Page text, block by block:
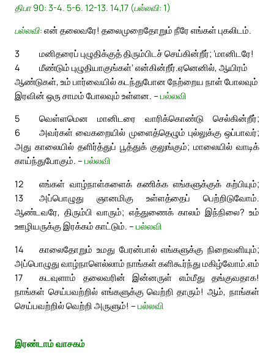
திபா 90: 3-4. 5-6. 12-13. 14,17 (பல்லவி: 1)
பல்லவி: என் தலைவரே! தலைமுறைதோறும் நீரே எங்கள் புகலிடம்.
3
மனிதரைப் புழுதிக்குத் திரும்பிடச் செய்கின்றீர்; ‘மானிடரே!
மீண்டும் புழுதியாகுங்கள்’ என்கின்றீர்.
4
ஏனெனில், ஆயிரம்
ஆண்டுகள், உம் பார்வையில் கடந்துபோன நேற்றைய நாள் போலவும்
இரவின் ஒரு சாமம் போலவும் உள்ளன. – பல்லவி
5
வெள்ளமென மானிடரை வாரிக்கொண்டு செல்கின்றீர்;
அவர்கள் வைகறையில் முளைத்தெழும் புல்லுக்கு ஒப்பாவர்;
6
அது காலையில் தளிர்த்துப் பூத்துக் குலுங்கும்; மாலையில் வாடிக்
காய்ந்துபோகும். – பல்லவி
12
எங்கள் வாழ்நாள்களைக் கணிக்க எங்களுக்குக் கற்பியும்;
அப்பொழுது ஞானமிகு உள்ளத்தைப் பெற்றிடுவோம்.
13
ஆண்டவரே, திரும்பி வாரும்; எத்துணைக் காலம் இந்நிலை? உம்
ஊழியருக்கு இரக்கம் காட்டும். – பல்லவி
14
காலைதோறும் உமது பேரன்பால் எங்களுக்கு நிறைவளியும்;
அப்பொழுது வாழ்நாளெல்லாம் நாங்கள் களிகூர்ந்து மகிழ்வோம்.
17
எம்
கடவுளாம் தலைவரின் இன்னருள் எம்மீது தங்குவதாக!
நாங்கள் செய்பவற்றில் எங்களுக்கு வெற்றி தாரும்! ஆம், நாங்கள்
செய்பவற்றில் வெற்றி அருளும்! – பல்லவி
இரண்டாம் வாசகம்